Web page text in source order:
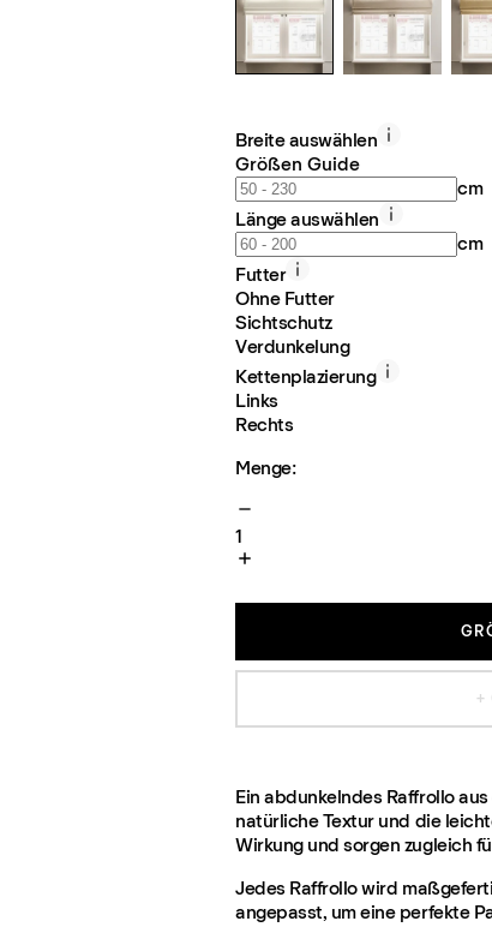
Breite auswählen
Größen Guide
cm
Länge auswählen
cm
Futter
Ohne Futter
Sichtschutz
Verdunkelung
Kettenplazierung
Links
Rechts
Menge:
1
+
Ein abdunkelndes Raffrollo
natürliche Textur und die
Wirkung und sorgen zugleich
Jedes Raffrollo wird
angepasst, um eine perfekte